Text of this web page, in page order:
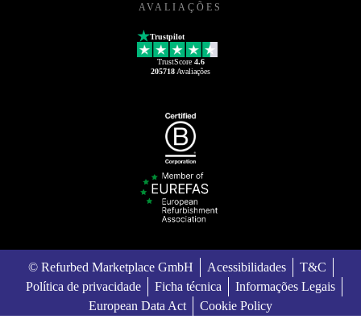
AVALIAÇÕES
Trustpilot
TrustScore 4.6
205718 Avaliações
© Refurbed Marketplace GmbH Acessibilidades
T&C
Política de privacidade
Ficha técnica
Informações Legais
European Data Act
Cookie Policy